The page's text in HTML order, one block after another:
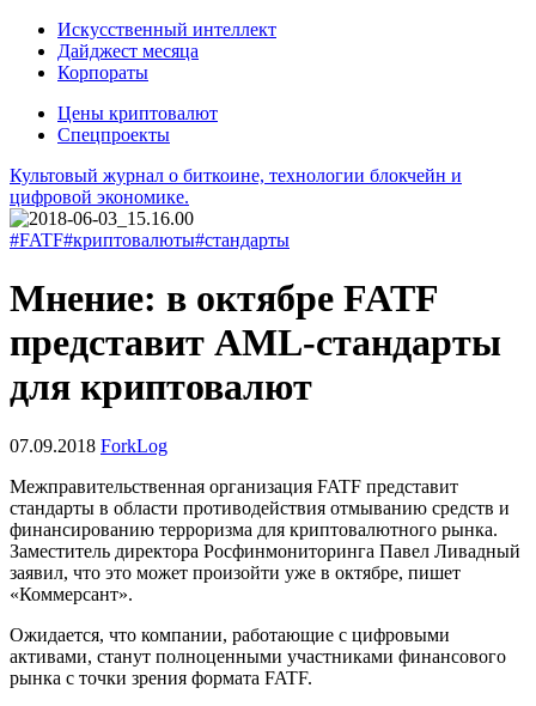
Искусственный интеллект
Дайджест месяца
Корпораты
Цены криптовалют
Спецпроекты
Культовый журнал о биткоине, технологии блокчейн и
цифровой экономике.
#FATF#криптовалюты#стандарты
Мнение: в октябре FATF
представит AML-стандарты
для криптовалют
07.09.2018 ForkLog
Межправительственная организация FATF представит
стандарты в области противодействия отмыванию средств и
финансированию терроризма для криптовалютного рынка.
Заместитель директора Росфинмониторинга Павел Ливадный
заявил, что это может произойти уже в октябре, пишет
«Коммерсант».
Ожидается, что компании, работающие с цифровыми
активами, станут полноценными участниками финансового
рынка с точки зрения формата FATF.